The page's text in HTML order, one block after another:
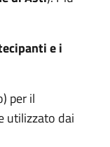
e i
per il
utilizzato dai